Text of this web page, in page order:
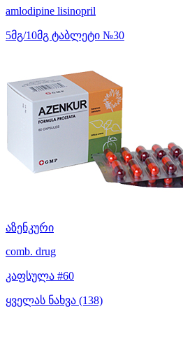
amlodipine lisinopril
5მგ/10მგ ტაბლეტი №30
აზენკური
comb. drug
კაფსულა #60
ყველას ნახვა (138)